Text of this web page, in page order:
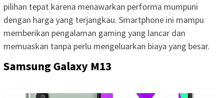
pilihan tepat karena menawarkan performa mumpuni
dengan harga yang terjangkau. Smartphone ini mampu
memberikan pengalaman gaming yang lancar dan
memuaskan tanpa perlu mengeluarkan biaya yang besar.
Samsung Galaxy M13